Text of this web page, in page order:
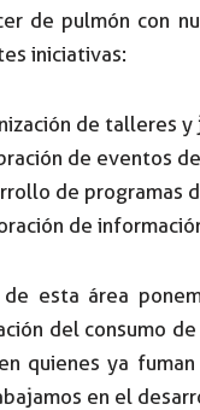
de pulmón con
iniciativas:
de talleres y
de eventos
de programas
de
de esta área
del consumo
quienes ya
en el